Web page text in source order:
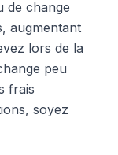
de change
augmentant
lors de la
peu
frais
soyez